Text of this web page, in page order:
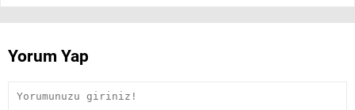
Yorum Yap